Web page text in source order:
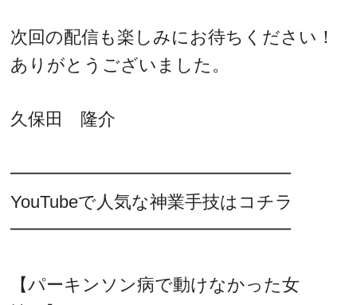
次回の配信も楽しみにお待ちください！
ありがとうございました。
久保田 隆介
━━━━━━━━━━━━━━━━
YouTubeで人気な神業手技はコチラ
━━━━━━━━━━━━━━━━
【パーキンソン病で動けなかった女